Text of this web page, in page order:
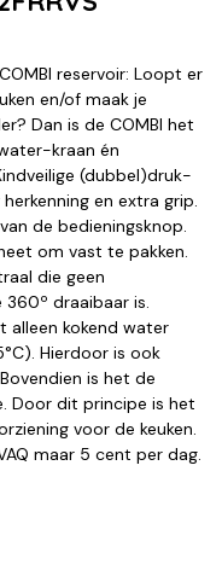
reservoir: Loopt er
en/of maak je
Dan is de COMBI het
kraan én
(dubbel)druk-
en extra grip.
de bedieningsknop.
om vast te pakken.
die geen
draaibaar is.
alleen kokend water
Hierdoor is ook
is het de
Door dit principe is het
voor de keuken.
maar 5 cent per dag.